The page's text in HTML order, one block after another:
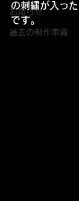
お知らせ
過去の制作車両
の刺繍が入っ
です。